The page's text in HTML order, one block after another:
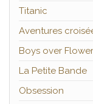
Titanic
Aventures
Boys over
La Petite Bande
Obsession